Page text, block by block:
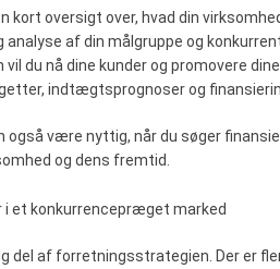
kort oversigt over, hvad din
analyse af din målgruppe og
vil du nå dine kunder og promovere
indtægtsprognoser og
være nyttig, når du søger
og dens fremtid.
et konkurrencepræget marked
del af forretningsstrategien. Der er